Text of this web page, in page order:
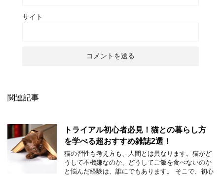
サイト
関連記事
トライアル初心者必見！猫との暮らし方
を学べる超おすすめ雑誌2選！
猫の習性も考え方も、人間とは異なります。猫がど
うして不機嫌なのか、どうしてご飯を食べないのか
と悩んだ経験は、誰にでもあります。 そこで、初心